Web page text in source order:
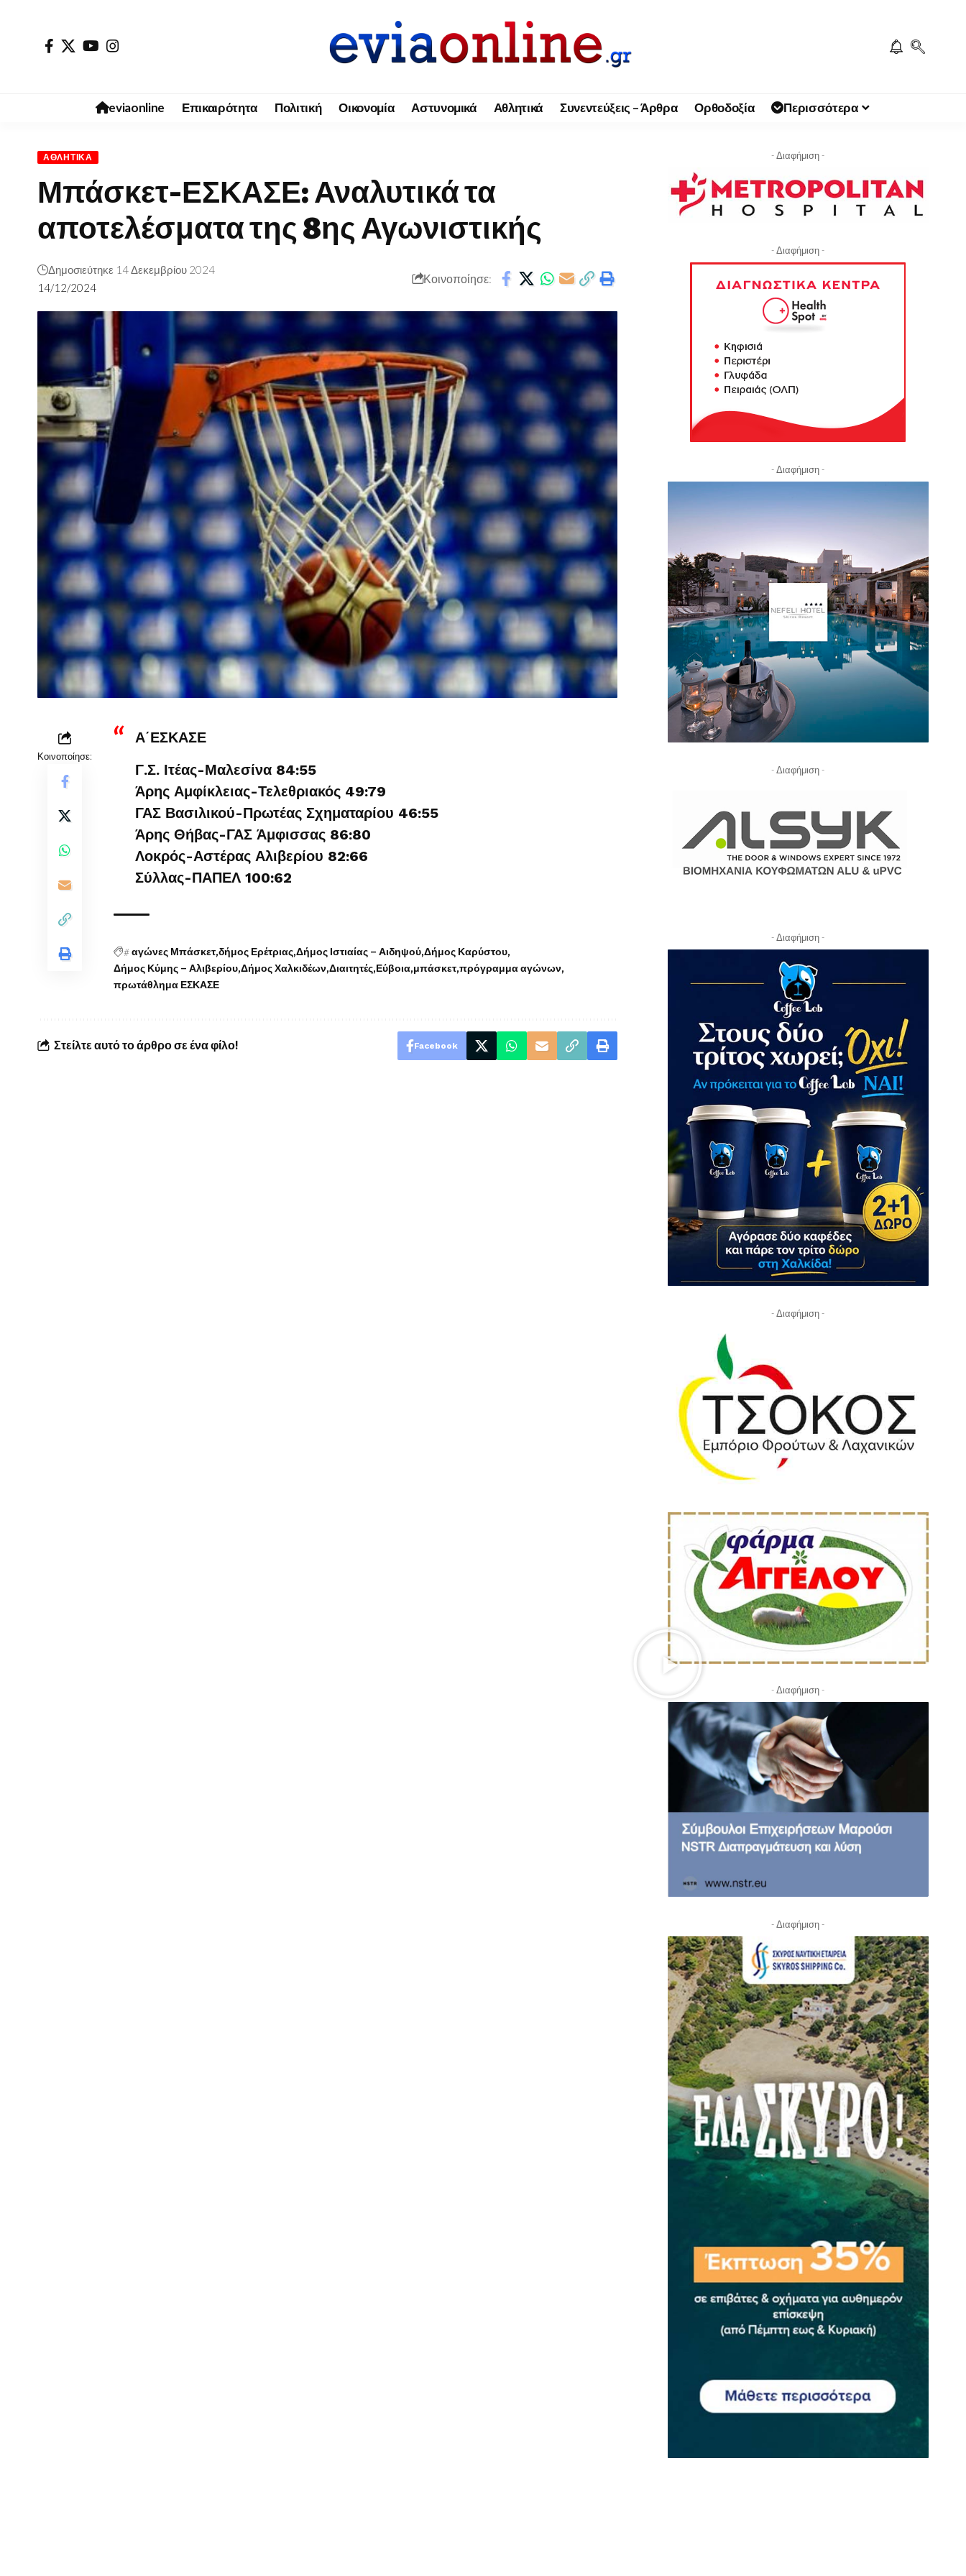
eviaonline Επικαιρότητα Πολιτική Οικονομία Αστυνομικά Αθλητικά Συνεντεύξεις – Άρθρα Ορθοδοξία Περισσότερα
ΑΘΛΗΤΙΚΆ
Μπάσκετ-ΕΣΚΑΣΕ: Αναλυτικά τα
αποτελέσματα της 8ης Αγωνιστικής
14/12/2024
Δημοσιεύτηκε 14 Δεκεμβρίου 2024
Κοινοποίησε:
Κοινοποίησε:
Α΄ΕΣΚΑΣΕ
Γ.Σ. Ιτέας-Μαλεσίνα 84:55
Άρης Αμφίκλειας-Τελεθριακός 49:79
ΓΑΣ Βασιλικού-Πρωτέας Σχηματαρίου 46:55
Άρης Θήβας-ΓΑΣ Άμφισσας 86:80
Λοκρός-Αστέρας Αλιβερίου 82:66
Σύλλας-ΠΑΠΕΛ 100:62
#αγώνες Μπάσκετ δήμος Ερέτριας Δήμος Ιστιαίας – Αιδηψού Δήμος Καρύστου
Δήμος Κύμης – Αλιβερίου Δήμος Χαλκιδέων Διαιτητές Εύβοια μπάσκετ πρόγραμμα αγώνων
πρωτάθλημα ΕΣΚΑΣΕ
Στείλτε αυτό το άρθρο σε ένα φίλο! Facebook
- Διαφήμιση -
- Διαφήμιση -
- Διαφήμιση -
- Διαφήμιση -
- Διαφήμιση -
- Διαφήμιση -
- Διαφήμιση -
- Διαφήμιση -